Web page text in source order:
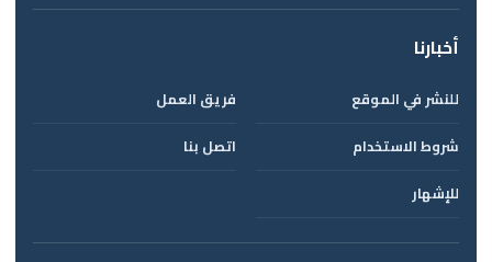
أخبارنا
للنشر في الموقع
فريق العمل
شروط الاستخدام
اتصل بنا
للإشهار